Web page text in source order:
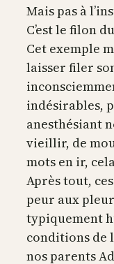
Mais pas à
C’est le filon
Cet exemple
laisser filer
indésirables,
anesthésiant
vieillir, de
mots en ir,
Après tout,
peur aux
typiquement
conditions de
nos parents